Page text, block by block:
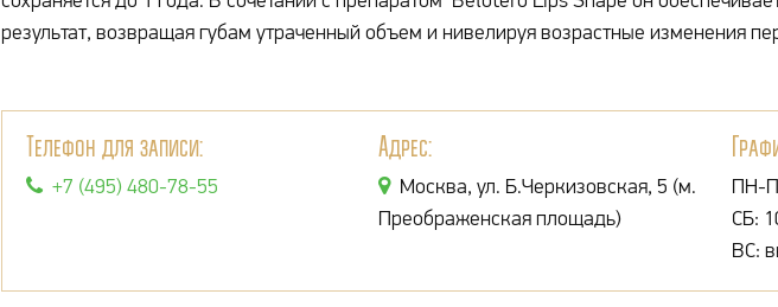
результат, возвращая губам утраченный объем и нивелируя возрастные изменения
Телефон для записи:
+7 (495) 480-78-55
Адрес:
Москва, ул. Б.Черкизовская, 5 (м.
Преображенская площадь)
ПН-
СБ:
ВС: